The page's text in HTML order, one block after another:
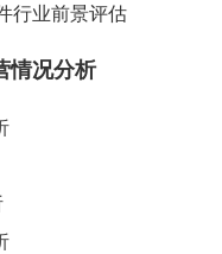
行业前景评估
情况分析